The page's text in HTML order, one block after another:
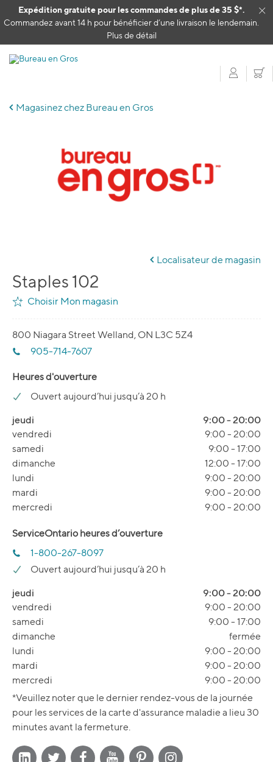
Expédition gratuite pour les commandes de plus de 35 $*.
Commandez avant 14 h pour bénéficier d’une livraison le lendemain.
Plus de détail
Mon
Magasinez chez Bureau en Gros
Localisateur de magasin
Staples 102
Choisir Mon magasin
800 Niagara Street Welland, ON L3C 5Z4
905-714-7607
Heures d'ouverture
Ouvert aujourd’hui jusqu’à 20 h
jeudi 9:00-20:00
vendredi 9:00 - 20:00
samedi
9:00 - 17:00
dimanche
12:00 - 17:00
lundi
9:00 - 20:00
mardi
9:00 - 20:00
mercredi
9:00 - 20:00
ServiceOntario heures d’ouverture
1-800-267-8097
Ouvert aujourd’hui jusqu’à 20 h
jeudi 9:00-20:00
vendredi 9:00 - 20:00
samedi
9:00 - 17:00
dimanche
fermée
lundi
9:00 - 20:00
mardi
9:00 - 20:00
mercredi
9:00 - 20:00
*Veuillez noter que le dernier rendez-vous de la journée
pour les services de la carte d'assurance maladie a lieu 30
minutes avant la fermeture.